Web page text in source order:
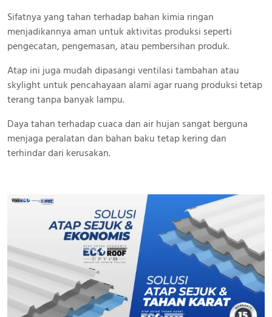
Sifatnya yang tahan terhadap bahan kimia ringan
menjadikannya aman untuk aktivitas produksi seperti
pengecatan, pengemasan, atau pembersihan produk.
Atap ini juga mudah dipasangi ventilasi tambahan atau
skylight untuk pencahayaan alami agar ruang produksi tetap
terang tanpa banyak lampu.
Daya tahan terhadap cuaca dan air hujan sangat berguna
menjaga peralatan dan bahan baku tetap kering dan
terhindar dari kerusakan.